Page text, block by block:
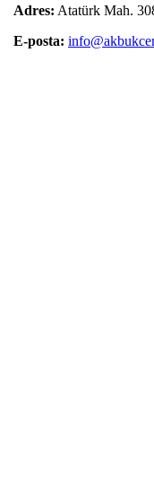
Adres: Atatürk Mah.
E-posta: